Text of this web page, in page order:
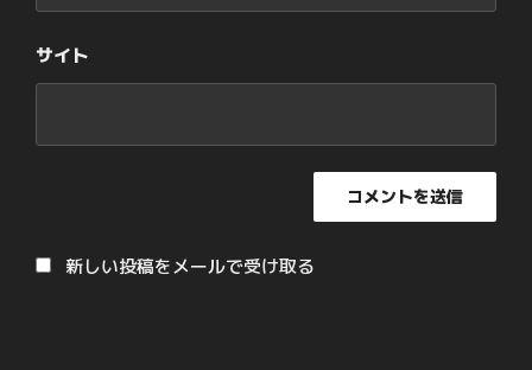
サイト
新しい投稿をメールで受け取る